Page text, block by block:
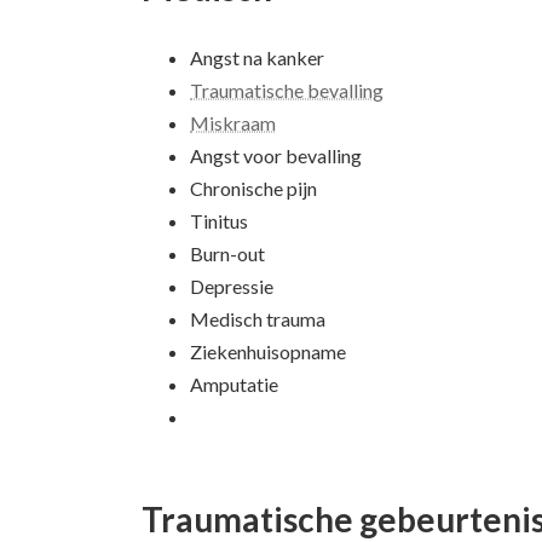
Angst na kanker
Traumatische bevalling
Miskraam
Angst voor bevalling
Chronische pijn
Tinitus
Burn-out
Depressie
Medisch trauma
Ziekenhuisopname
Amputatie
Traumatische